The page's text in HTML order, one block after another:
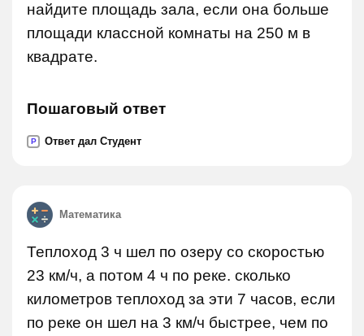
найдите площадь зала, если она больше
площади классной комнаты на 250 м в
квадрате.
Пошаговый ответ
P Ответ дал Студент
Математика
Теплоход 3 ч шел по озеру со скоростью
23 км/ч, а потом 4 ч по реке. сколько
километров теплоход за эти 7 часов, если
по реке он шел на 3 км/ч быстрее, чем по